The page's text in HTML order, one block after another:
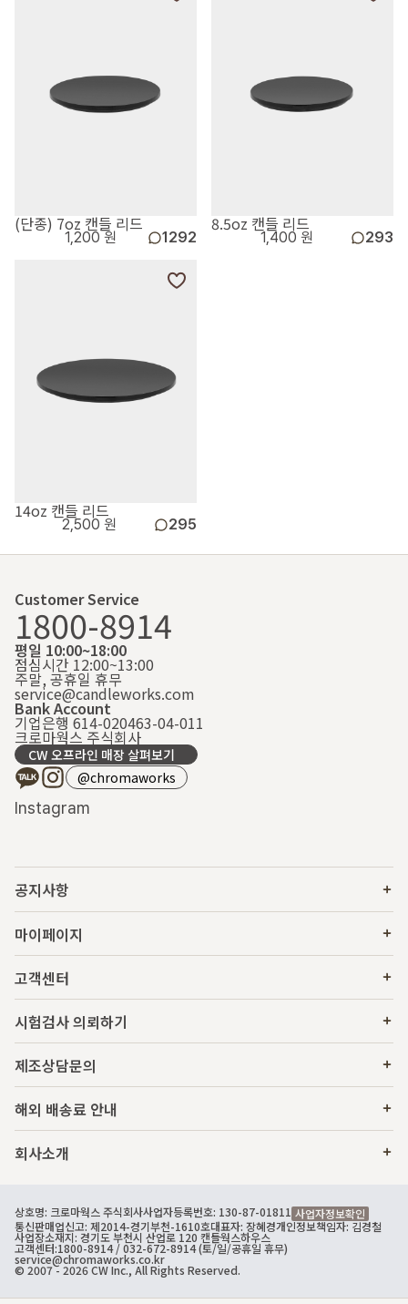
(단종) 7oz 캔들 리드
1,200 원 1292
8.5oz 캔들 리드
1,400 원 293
14oz 캔들 리드
2,500 원 295
Customer Service
1800-8914
평일 10:00~18:00
점심시간 12:00~13:00
주말, 공휴일 휴무
service@candleworks.com
Bank Account
기업은행 614-020463-04-011
크로마웍스 주식회사
CW 오프라인 매장 살펴보기
@chromaworks
Instagram
공지사항
마이페이지
고객센터
시험검사 의뢰하기
제조상담문의
해외 배송료 안내
회사소개
상호명: 크로마웍스 주식회사사업자등록번호: 130-87-01811 사업자정보확인
통신판매업신고: 제2014-경기부천-1610호대표자: 장혜경개인정보책임자: 김경철
사업장소재지: 경기도 부천시 산업로 120 캔들웍스하우스
고객센터:1800-8914/ 032-672-8914 (토/일/공휴일 휴무)
service@chromaworks.co.kr
© 2007 - 2026 CW Inc., All Rights Reserved.